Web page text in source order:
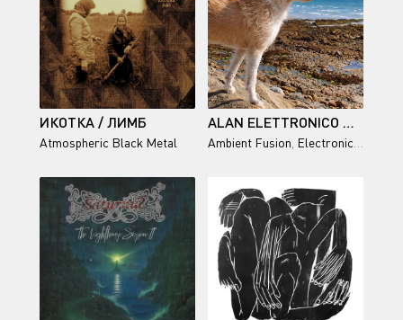
ИКОТКА / ЛИМБ
Atmospheric Black Metal
ALAN ELETTRONICO — ODYSSEY
Ambient Fusion Electronica